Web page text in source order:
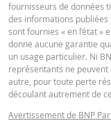
QUOTES
Latest Product
fournisseurs de données
des informations publiées
sont fournies « en l’état »
donne aucune garantie
un usage particulier. Ni
représentants ne
autre, pour toute perte
découlant autrement de
Avertissement de BNP